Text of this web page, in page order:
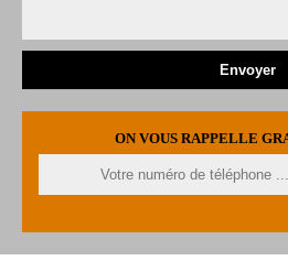
ON VOUS RAPPELLE